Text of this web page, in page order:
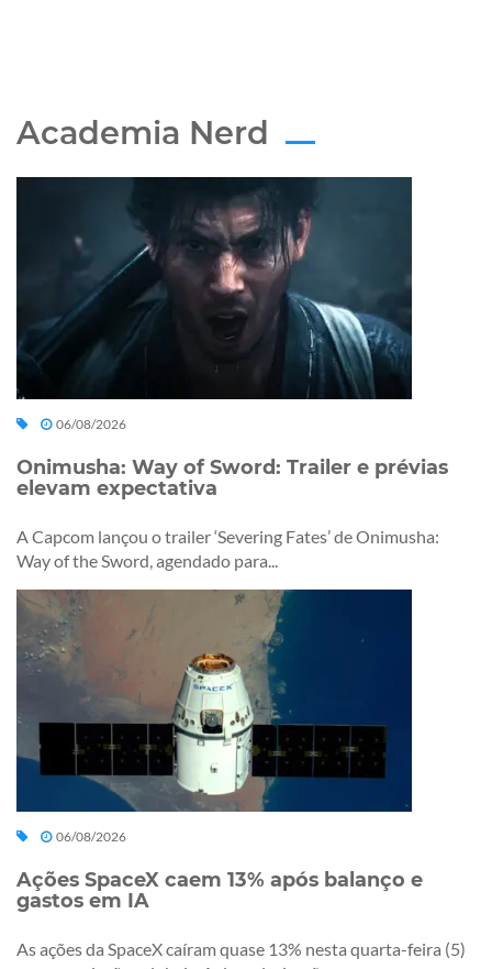
Academia Nerd
06/08/2026
Onimusha: Way of Sword: Trailer e prévias
elevam expectativa
A Capcom lançou o trailer ‘Severing Fates’ de Onimusha:
Way of the Sword, agendado para...
06/08/2026
Ações SpaceX caem 13% após balanço e
gastos em IA
As ações da SpaceX caíram quase 13% nesta quarta-feira (5)